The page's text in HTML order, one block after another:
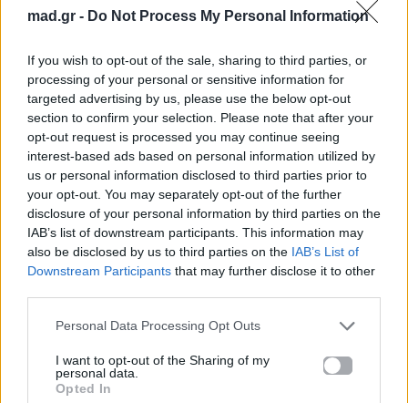
mad.gr - Do Not Process My Personal Information
If you wish to opt-out of the sale, sharing to third parties, or
processing of your personal or sensitive information for
targeted advertising by us, please use the below opt-out
section to confirm your selection. Please note that after your
opt-out request is processed you may continue seeing
interest-based ads based on personal information utilized by
us or personal information disclosed to third parties prior to
your opt-out. You may separately opt-out of the further
disclosure of your personal information by third parties on the
IAB’s list of downstream participants. This information may
also be disclosed by us to third parties on the IAB’s List of
Downstream Participants that may further disclose it to other
Personal Data Processing Opt Outs
I want to opt-out of the Sharing of my
personal data.
Opted In
Mad.gr στο MSN
Μοιράσου αυτό το άρθρο
Προηγούμενο Επόμενο